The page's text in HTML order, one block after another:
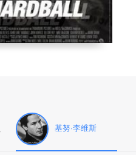
基努·李维斯